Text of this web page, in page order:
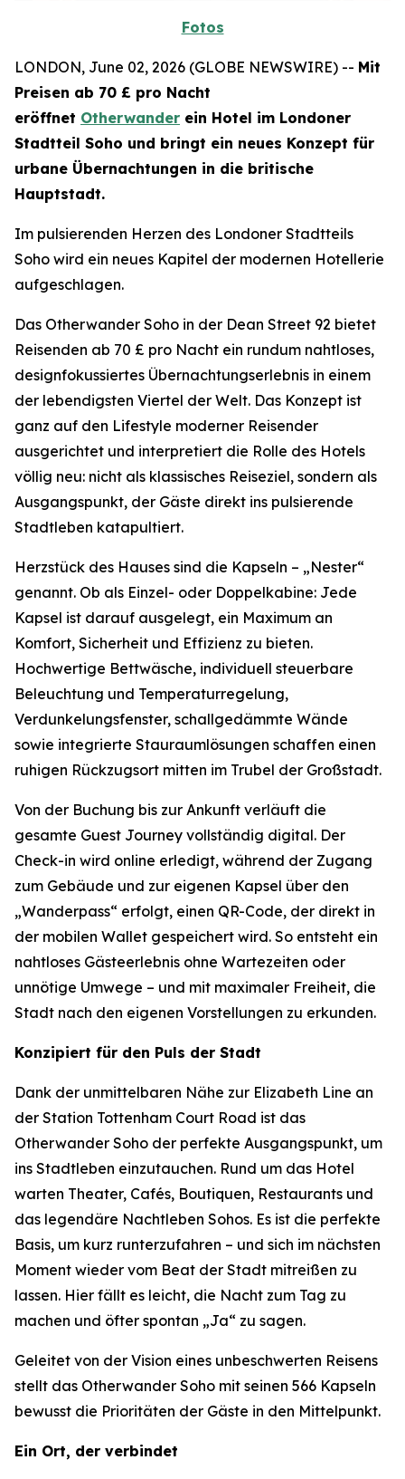
Fotos
LONDON, June 02, 2026 (GLOBE NEWSWIRE) -- Mit
Preisen ab 70 £ pro Nacht
eröffnet Otherwander ein Hotel im Londoner
Stadtteil Soho und bringt ein neues Konzept für
urbane Übernachtungen in die britische
Hauptstadt.
Im pulsierenden Herzen des Londoner Stadtteils
Soho wird ein neues Kapitel der modernen Hotellerie
aufgeschlagen.
Das Otherwander Soho in der Dean Street 92 bietet
Reisenden ab 70 £ pro Nacht ein rundum nahtloses,
designfokussiertes Übernachtungserlebnis in einem
der lebendigsten Viertel der Welt. Das Konzept ist
ganz auf den Lifestyle moderner Reisender
ausgerichtet und interpretiert die Rolle des Hotels
völlig neu: nicht als klassisches Reiseziel, sondern als
Ausgangspunkt, der Gäste direkt ins pulsierende
Stadtleben katapultiert.
Herzstück des Hauses sind die Kapseln – „Nester“
genannt. Ob als Einzel- oder Doppelkabine: Jede
Kapsel ist darauf ausgelegt, ein Maximum an
Komfort, Sicherheit und Effizienz zu bieten.
Hochwertige Bettwäsche, individuell steuerbare
Beleuchtung und Temperaturregelung,
Verdunkelungsfenster, schallgedämmte Wände
sowie integrierte Stauraumlösungen schaffen einen
ruhigen Rückzugsort mitten im Trubel der Großstadt.
Von der Buchung bis zur Ankunft verläuft die
gesamte Guest Journey vollständig digital. Der
Check-in wird online erledigt, während der Zugang
zum Gebäude und zur eigenen Kapsel über den
„Wanderpass“ erfolgt, einen QR-Code, der direkt in
der mobilen Wallet gespeichert wird. So entsteht ein
nahtloses Gästeerlebnis ohne Wartezeiten oder
unnötige Umwege – und mit maximaler Freiheit, die
Stadt nach den eigenen Vorstellungen zu erkunden.
Konzipiert für den Puls der Stadt
Dank der unmittelbaren Nähe zur Elizabeth Line an
der Station Tottenham Court Road ist das
Otherwander Soho der perfekte Ausgangspunkt, um
ins Stadtleben einzutauchen. Rund um das Hotel
warten Theater, Cafés, Boutiquen, Restaurants und
das legendäre Nachtleben Sohos. Es ist die perfekte
Basis, um kurz runterzufahren – und sich im nächsten
Moment wieder vom Beat der Stadt mitreißen zu
lassen. Hier fällt es leicht, die Nacht zum Tag zu
machen und öfter spontan „Ja“ zu sagen.
Geleitet von der Vision eines unbeschwerten Reisens
stellt das Otherwander Soho mit seinen 566 Kapseln
bewusst die Prioritäten der Gäste in den Mittelpunkt.
Ein Ort, der verbindet